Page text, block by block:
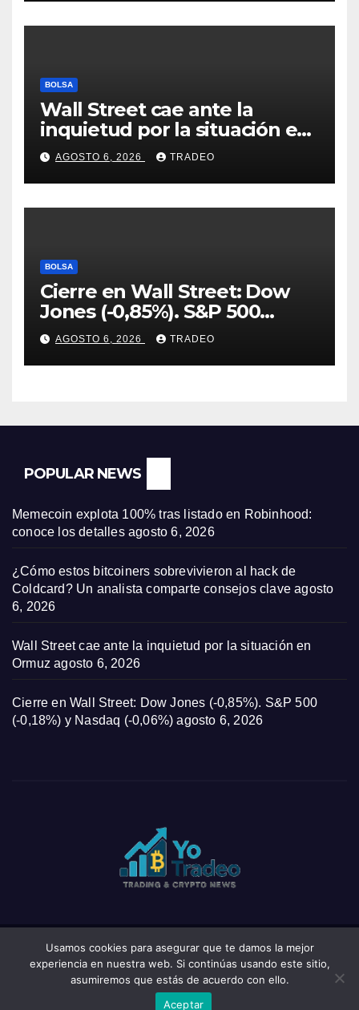
BOLSA
Wall Street cae ante la
inquietud por la situación en
Ormuz
AGOSTO 6, 2026 TRADEO
BOLSA
Cierre en Wall Street: Dow
Jones (-0,85%). S&P 500
(-0,18%) y Nasdaq (-0,06%)
AGOSTO 6, 2026 TRADEO
POPULAR NEWS
Memecoin explota 100% tras listado en Robinhood:
conoce los detalles agosto 6, 2026
¿Cómo estos bitcoiners sobrevivieron al hack de
Coldcard? Un analista comparte consejos clave agosto
6, 2026
Wall Street cae ante la inquietud por la situación en
Ormuz agosto 6, 2026
Cierre en Wall Street: Dow Jones (-0,85%). S&P 500
(-0,18%) y Nasdaq (-0,06%) agosto 6, 2026
Funciona gracias a WordPress|Tema: News Click deThemeansar
Privacy Policy Wishlist
Usamos cookies para asegurar que te damos la mejor
experiencia en nuestra web. Si continúas usando este sitio,
asumiremos que estás de acuerdo con ello.
Aceptar